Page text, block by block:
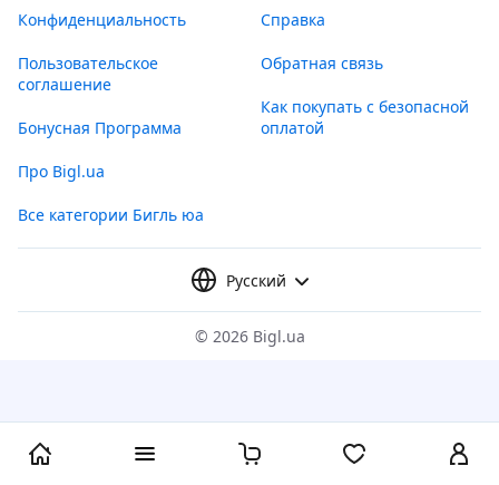
Конфиденциальность
Пользовательское
соглашение
Бонусная Программа
Про Bigl.ua
Все категории Бигль юа
Справка
Обратная связь
Как покупать с безопасной
оплатой
Русский
© 2026 Bigl.ua